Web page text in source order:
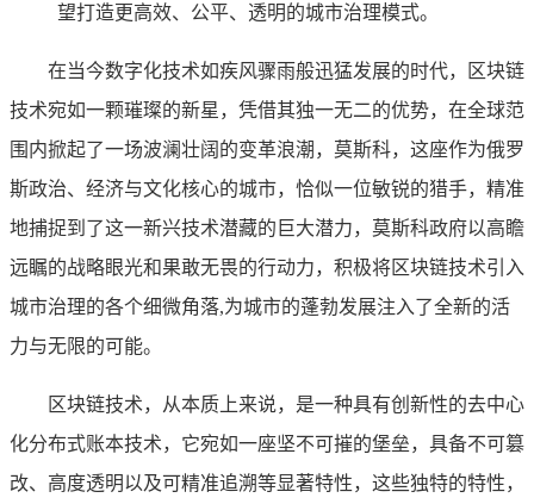
望打造更高效、公平、透明的城市治理模式。
在当今数字化技术如疾风骤雨般迅猛发展的时代，区块链
技术宛如一颗璀璨的新星，凭借其独一无二的优势，在全球范
围内掀起了一场波澜壮阔的变革浪潮，莫斯科，这座作为俄罗
斯政治、经济与文化核心的城市，恰似一位敏锐的猎手，精准
地捕捉到了这一新兴技术潜藏的巨大潜力，莫斯科政府以高瞻
远瞩的战略眼光和果敢无畏的行动力，积极将区块链技术引入
城市治理的各个细微角落,为城市的蓬勃发展注入了全新的活
力与无限的可能。
区块链技术，从本质上来说，是一种具有创新性的去中心
化分布式账本技术，它宛如一座坚不可摧的堡垒，具备不可篡
改、高度透明以及可精准追溯等显著特性，这些独特的特性，